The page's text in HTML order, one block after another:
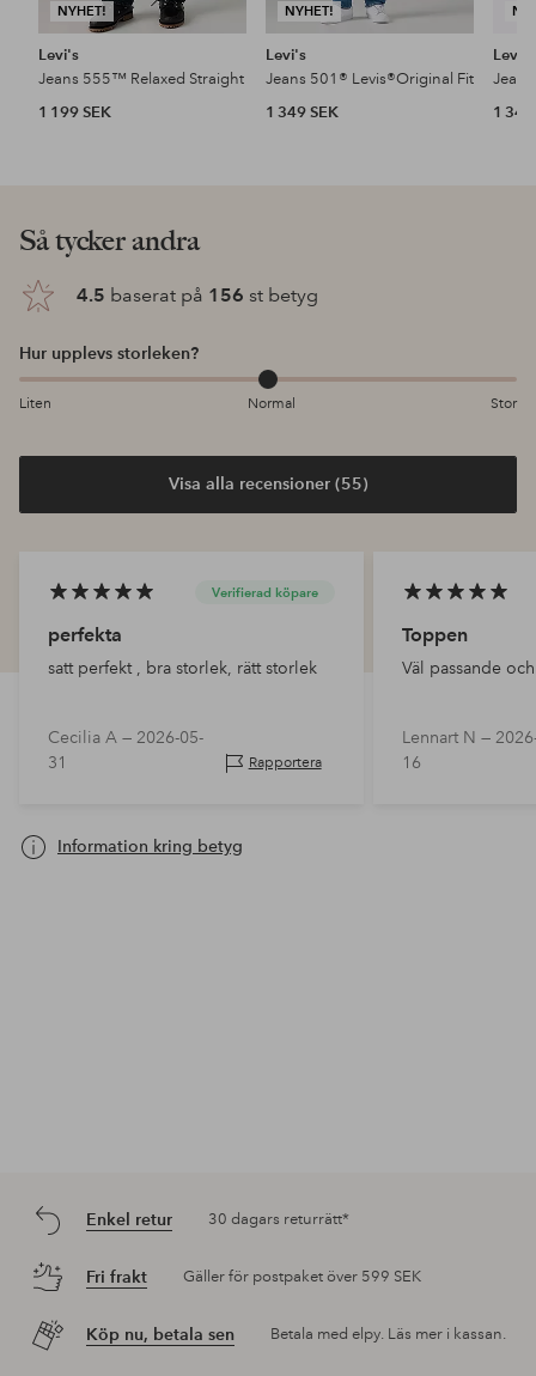
NYHET!
Levi's
Jeans 555™ Relaxed Straight
1 199 SEK
NYHET!
Levi's
Jeans 501® Levis®Original Fit
1 349 SEK
Levi's
1 349
Så tycker andra
4.5 baserat på 156 st betyg
Hur upplevs storleken?
Liten Normal Stor
Visa alla recensioner (55)
Verifierad köpare
perfekta
satt perfekt , bra storlek, rätt storlek
Cecilia A — 2026-05-
31
Rapportera
Toppen
Väl passande
Lennart N —
16
Information kring betyg
Enkel retur 30 dagars returrätt*
Fri frakt Gäller för postpaket över 599 SEK
Köp nu, betala sen Betala med elpy. Läs mer i kassan.